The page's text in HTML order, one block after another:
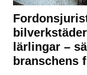
lärlingar –
branschens